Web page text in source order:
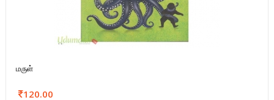
மருள்
120.00